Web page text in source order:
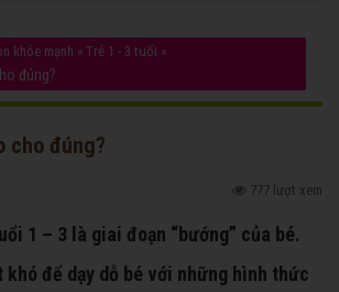
khỏe mạnh » Trẻ 1 - 3 tuổi »
đúng?
cho đúng?
777 lượt xem
1 – 3 là giai đoạn “bướng” của bé.
khó để dạy dỗ bé với những hình thức